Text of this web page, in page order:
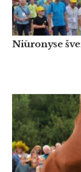
Niūronyse